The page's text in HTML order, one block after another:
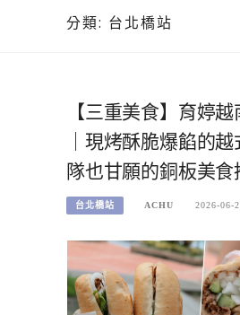
分類: 台北橋站
【三重美食】育婷
｜現烤酥脆爆餡的
隊也甘願的銅板美食
台北橋站 ACHU 2026-06-